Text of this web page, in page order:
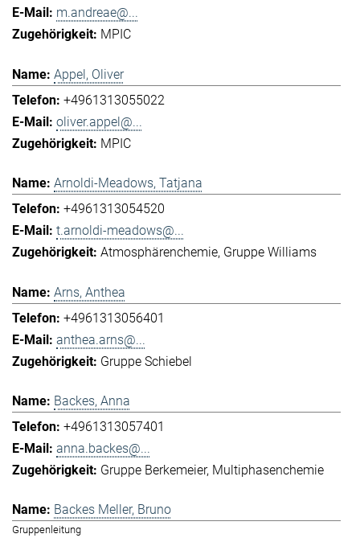
m.andreae@...
MPIC
Appel, Oliver
+4961313055022
oliver.appel@...
MPIC
Arnoldi-Meadows, Tatjana
+4961313054520
t.arnoldi-meadows@...
Atmosphärenchemie Gruppe Williams
Arns, Anthea
+4961313056401
anthea.arns@...
Gruppe Schiebel
Backes, Anna
+4961313057401
anna.backes@...
Gruppe Berkemeier Multiphasenchemie
Backes Meller, Bruno
Gruppenleitung